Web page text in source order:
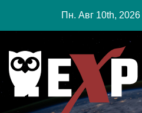
Пн. Авг 10th, 2026